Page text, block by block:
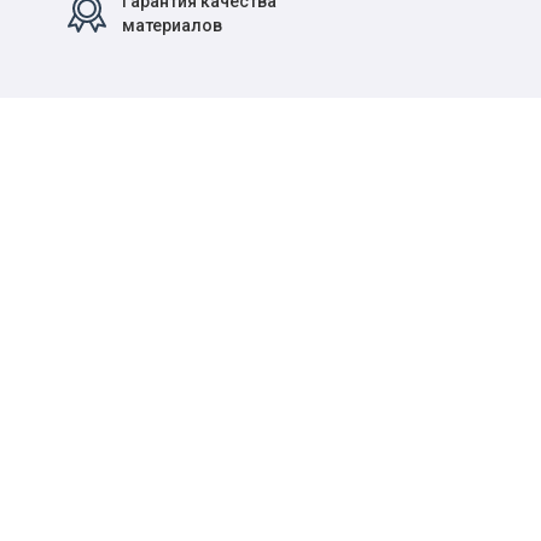
материалов